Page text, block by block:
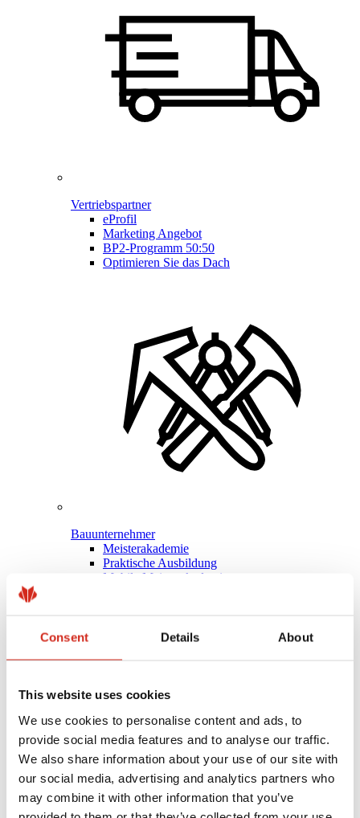
Consent Details About
This website uses cookies
We use cookies to personalise content and ads, to
provide social media features and to analyse our traffic.
We also share information about your use of our site with
our social media, advertising and analytics partners who
may combine it with other information that you’ve
Vertriebspartner
eProfil
Marketing Angebot
BP2-Programm 50:50
Optimieren Sie das Dach
Bauunternehmer
Meisterakademie
Praktische Ausbildung
Mobile Meisterakademie